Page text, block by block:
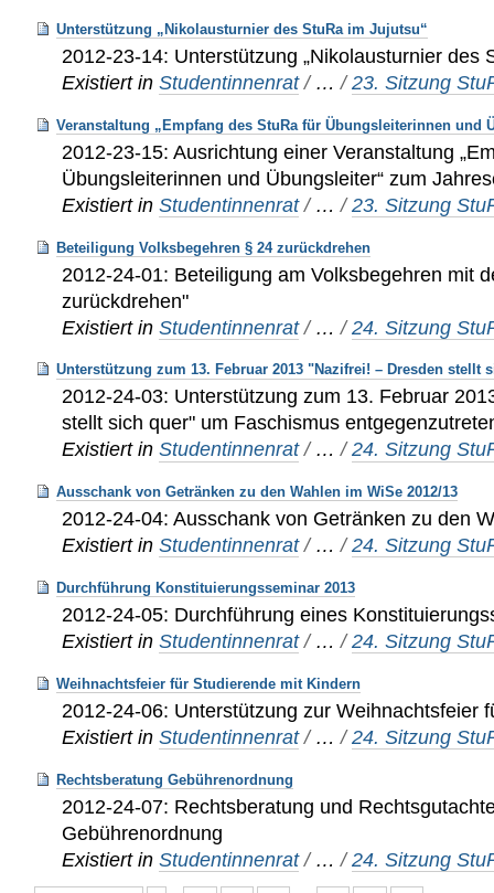
Unterstützung „Nikolausturnier des StuRa im Jujutsu“
2012-23-14: Unterstützung „Nikolausturnier des
Existiert in Studentinnenrat / …/23. Sitzung
Veranstaltung „Empfang des StuRa für Übungsleiterinnen und
2012-23-15: Ausrichtung einer Veranstaltung
Übungsleiterinnen und Übungsleiter“ zum
Existiert in Studentinnenrat / …/23. Sitzung
Beteiligung Volksbegehren § 24 zurückdrehen
2012-24-01: Beteiligung am Volksbegehren mit
zurückdrehen"
Existiert in Studentinnenrat / …/24. Sitzung
Unterstützung zum 13. Februar 2013 "Nazifrei! – Dresden stellt
2012-24-03: Unterstützung zum 13. Februar
stellt sich quer" um Faschismus
Existiert in Studentinnenrat / …/24. Sitzung
Ausschank von Getränken zu den Wahlen im WiSe 2012/13
2012-24-04: Ausschank von Getränken zu den
Existiert in Studentinnenrat / …/24. Sitzung
Durchführung Konstituierungsseminar 2013
2012-24-05: Durchführung eines
Existiert in Studentinnenrat / …/24. Sitzung
Weihnachtsfeier für Studierende mit Kindern
2012-24-06: Unterstützung zur Weihnachtsfeier
Existiert in Studentinnenrat / …/24. Sitzung
Rechtsberatung Gebührenordnung
2012-24-07: Rechtsberatung und
Gebührenordnung
Existiert in Studentinnenrat / …/24. Sitzung